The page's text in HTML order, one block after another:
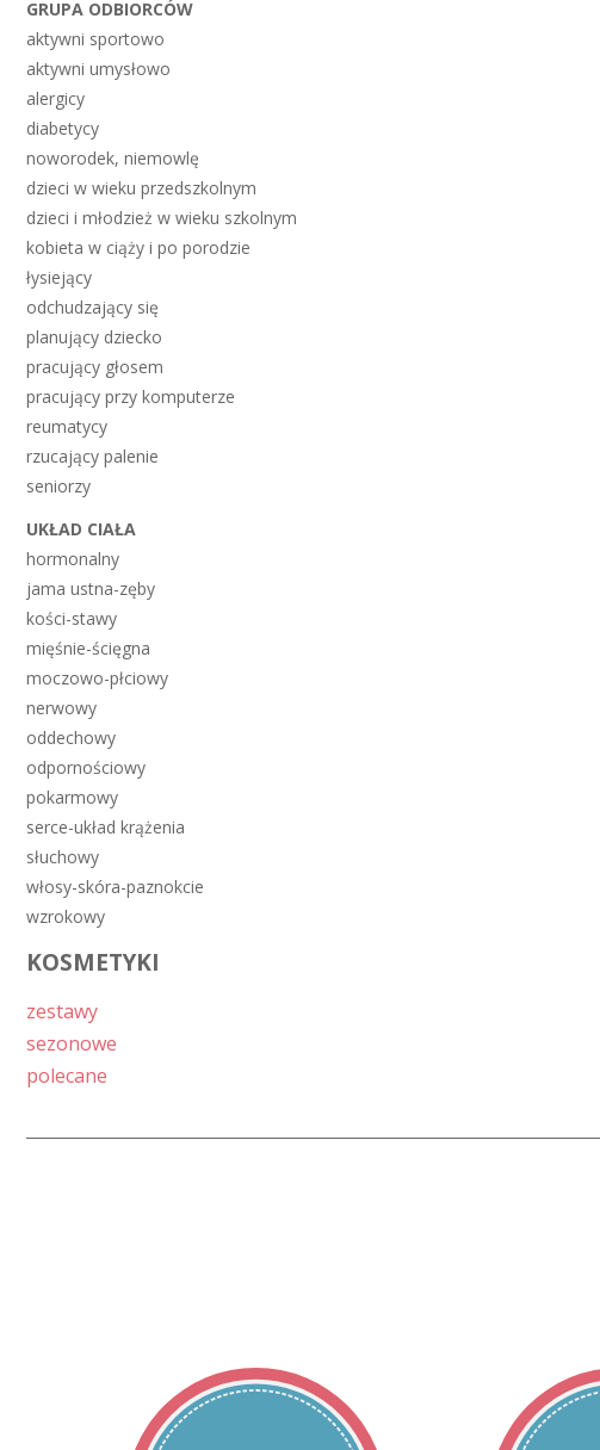
GRUPA ODBIORCÓW
aktywni sportowo
aktywni umysłowo
alergicy
diabetycy
noworodek, niemowlę
dzieci w wieku przedszkolnym
dzieci i młodzież w wieku szkolnym
kobieta w ciąży i po porodzie
łysiejący
odchudzający się
planujący dziecko
pracujący głosem
pracujący przy komputerze
reumatycy
rzucający palenie
seniorzy
UKŁAD CIAŁA
hormonalny
jama ustna-zęby
kości-stawy
mięśnie-ścięgna
moczowo-płciowy
nerwowy
oddechowy
odpornościowy
pokarmowy
serce-układ krążenia
słuchowy
włosy-skóra-paznokcie
wzrokowy
KOSMETYKI
zestawy
sezonowe
polecane